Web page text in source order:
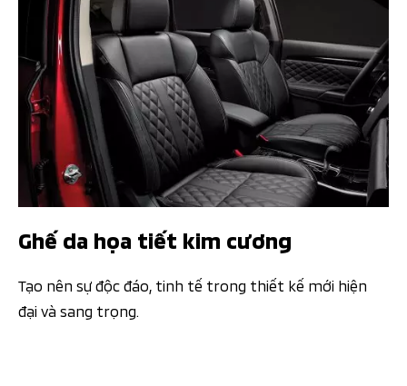
Ghế da họa tiết kim cương
Tạo nên sự độc đáo, tinh tế trong thiết kế mới hiện
đại và sang trọng.